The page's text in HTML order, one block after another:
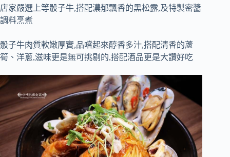
店家嚴選上等骰子牛,搭配濃郁飄香的黑松露,及特製密醬
調料烹煮
骰子牛肉質軟嫩厚實,品嚐起來醇香多汁,搭配清香的蘆
筍、洋蔥,滋味更是無可挑剔的,搭配酒品更是大讚好吃